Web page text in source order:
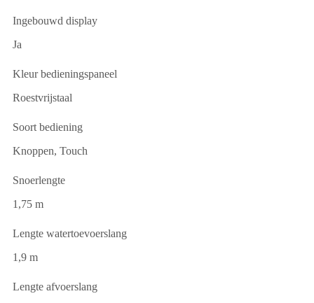
Ingebouwd display
Ja
Kleur bedieningspaneel
Roestvrijstaal
Soort bediening
Knoppen, Touch
Snoerlengte
1,75 m
Lengte watertoevoerslang
1,9 m
Lengte afvoerslang